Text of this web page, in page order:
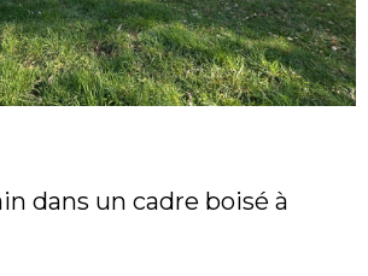
dans un cadre boisé à